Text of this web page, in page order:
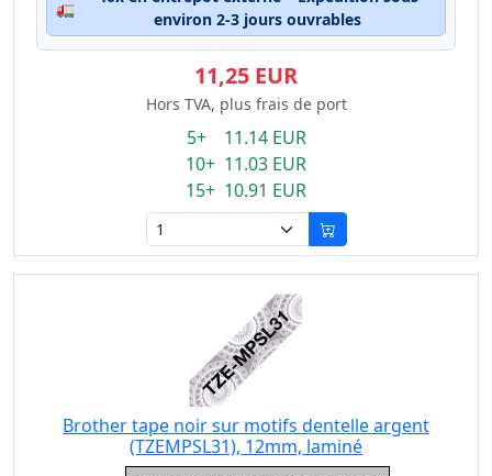
🚛
environ 2-3 jours ouvrables
11,25 EUR
Hors TVA, plus frais de port
5+ 11.14 EUR
10+ 11.03 EUR
15+ 10.91 EUR
Brother tape noir sur motifs dentelle argent
(TZEMPSL31), 12mm, laminé